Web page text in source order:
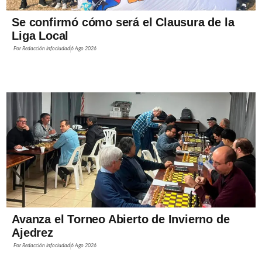
Se confirmó cómo será el Clausura de la
Liga Local
PorRedacción Infociudad6 Ago 2026
Avanza el Torneo Abierto de Invierno de
Ajedrez
PorRedacción Infociudad6 Ago 2026